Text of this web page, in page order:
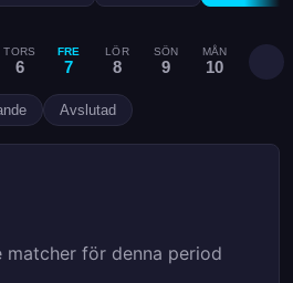
TORS
6
FRE
7
LÖR
8
SÖN
9
MÅN
10
TIS
Avslutad
matcher för denna period